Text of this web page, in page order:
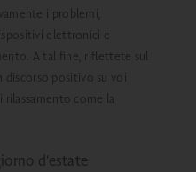
i problemi,
elettronici e
A tal fine, riflettete sul
discorso positivo su voi
rilassamento come la
d'estate